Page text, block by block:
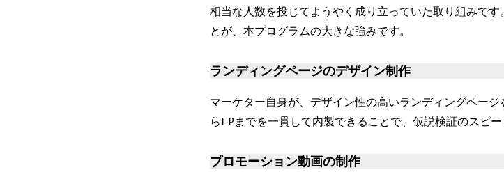
相当な人数を投じてようやく成り立っていた取り組みで
とが、本プログラムの大きな強みです。
ランディングページのデザイン制作
マーケター自身が、デザイン性の高いランディングペー
らLPまでを一貫して内製できることで、仮説検証のスピー
プロモーション動画の制作